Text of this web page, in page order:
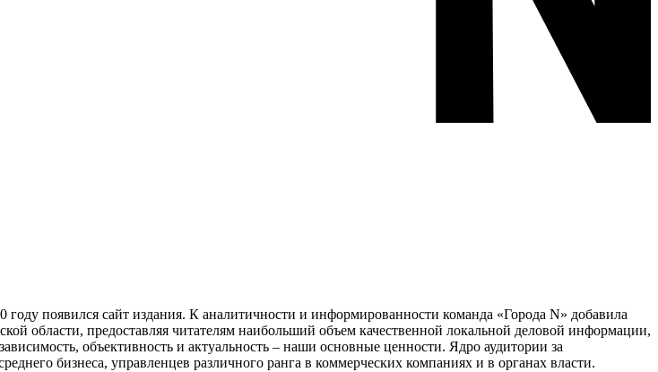
появился сайт издания. К аналитичности и информированности команда «Города N» добавила
области, предоставляя читателям наибольший объем качественной локальной деловой информации,
объективность и актуальность – наши основные ценности. Ядро аудитории за
бизнеса, управленцев различного ранга в коммерческих компаниях и в органах власти.